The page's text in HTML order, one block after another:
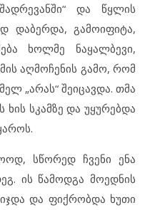
და წყლის
დაბერდა, გამოიფიტა,
ხოლმე ნაყალბევი,
აღმოჩენის გამო, რომ
„არას“ შეიცავდა. თმა
ხის სკამზე და უყურებდა
სწორედ ჩვენი ენა
ის წამოდგა მოედნის
და ფიქრობდა ხუთი